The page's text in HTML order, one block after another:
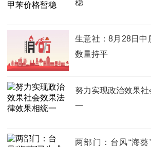
稳
生意社：8月28日中
数量持平
努力实现政治效果
一
两部门：台风“海